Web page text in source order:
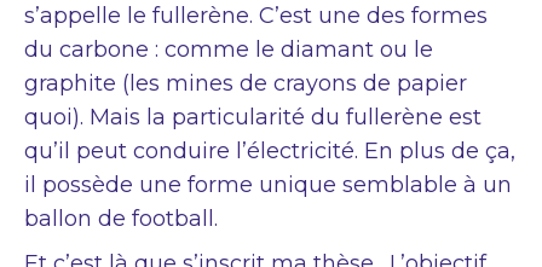
s’appelle le fullerène. C’est une des formes
du carbone : comme le diamant ou le
graphite (les mines de crayons de papier
quoi). Mais la particularité du fullerène est
qu’il peut conduire l’électricité. En plus de ça,
il possède une forme unique semblable à un
ballon de football.